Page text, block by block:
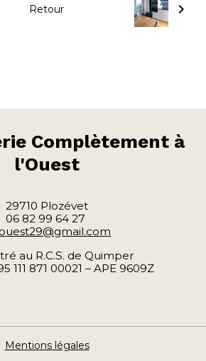
Retour
Complètement à
l'Ouest
29710 Plozévet
06 82 99 64 27
au R.C.S. de Quimper
111 871 00021 – APE 9609Z
Mentions légales